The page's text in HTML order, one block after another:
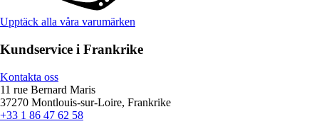
Upptäck alla våra varumärken
Kundservice i Frankrike
Kontakta oss
11 rue Bernard Maris
37270 Montlouis-sur-Loire, Frankrike
+33 1 86 47 62 58